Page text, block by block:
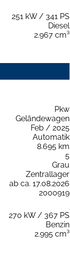
251 kW / 341 PS
Diesel
2.967 cm³
Pkw
Geländewagen
Feb / 2025
Automatik
8.695 km
5
Grau
Zentrallager
ab ca. 17.08.2026
2000919
270 kW / 367 PS
Benzin
2.995 cm³